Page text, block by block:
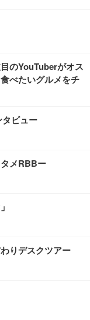
のYouTuberがオス
べたいグルメをチ
タビュー
メRBBー
りデスクツアー